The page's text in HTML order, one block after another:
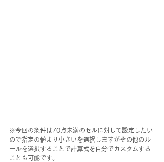
※今回の条件は70点未満のセルに対して設定したい
ので指定の値より小さいを選択しますがその他のル
ールを選択することで計算式を自分でカスタムする
ことも可能です。